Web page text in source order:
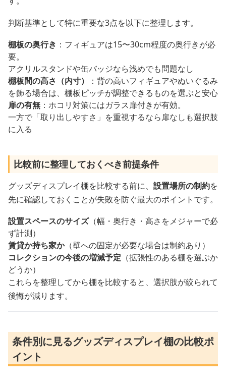
判断基準として特に重要な3点を以下に整理します。
棚板の奥行き ：フィギュアは15〜30cm程度の奥行きが必
要。
アクリルスタンドや缶バッジなら浅めでも問題なし
棚板間の高さ（内寸）
：背の高いフィギュアやぬいぐるみ
を飾る場合は、棚板ピッチが調整できるものを選ぶと安心
扉の有無 ：ホコリ対策にはガラス扉付きが有効。
一方で「取り出しやすさ」を重視するなら扉なしも選択肢
に入る
比較前に整理しておくべき前提条件
グッズディスプレイ棚を比較する前に、 設置場所の制約を
先に確認しておくことが失敗を防ぐ最大のポイントです。
設置スペースのサイズ（幅・奥行き・高さをメジャーで必
ず計測）
賃貸か持ち家か（壁への固定が必要な場合は制約あり）
コレクションの今後の増減予定 （拡張性のある棚を選ぶか
どうか）
これらを整理してから棚を比較すると、選択肢が絞られて
後悔が減ります。
条件別に見るグッズディスプレイ棚の比較ポ
イント